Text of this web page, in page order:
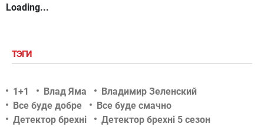
Loading...
ТЭГИ
1+1 Влад Яма
Владимир Зеленский
Все буде добре
Все буде смачно
Детектор брехні
Детектор брехні 5 сезон